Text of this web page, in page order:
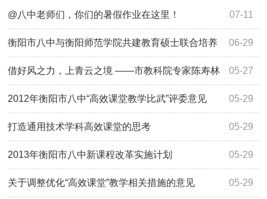
07-11
@八中老师们，你们的暑假作业在这里！
06-29
衡阳市八中与衡阳师范学院共建教育硕士联合培养
基地 05-27
借好风之力，上青云之境 ——市教科院专家陈寿林
莅临我校为高三学子做高考作文讲座 05-29
2012年衡阳市八中“高效课堂教学比武”评委意见
05-29
打造通用技术学科高效课堂的思考
05-29
2013年衡阳市八中新课程改革实施计划
05-29
关于调整优化“高效课堂”教学相关措施的意见